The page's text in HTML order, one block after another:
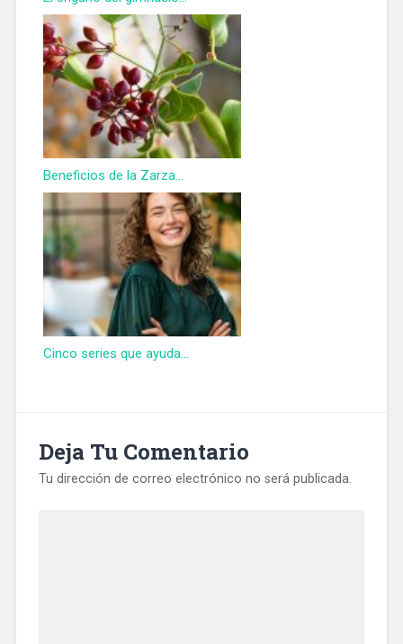
Beneficios de la Zarza...
Cinco series que ayuda...
Deja Tu Comentario
Tu dirección de correo electrónico no será publicada.